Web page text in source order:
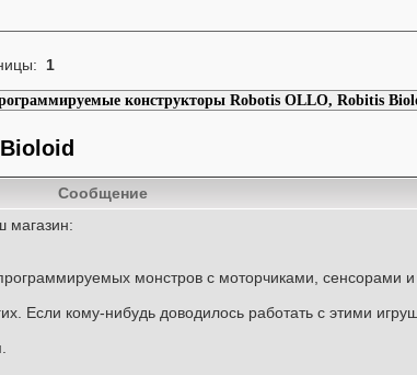
1
конструкторы Robotis OLLO, Robitis
Сообщение
магазин:
монстров с моторчиками, сенсорами
Если кому-нибудь доводилось работать с этими